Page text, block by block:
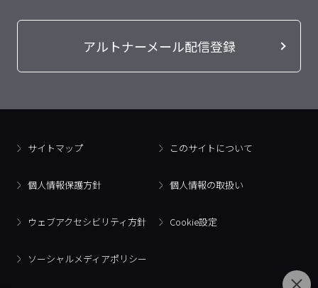
アルトナーメール配信登録
サイトマップ このサイトについて
個人情報保護方針 個人情報の取扱い
ウェブアクセシビリティ方針 Cookie設定
ソーシャルメディアポリシー